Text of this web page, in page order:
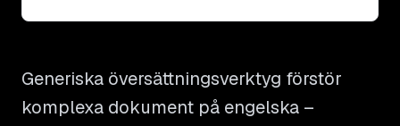
Generiska översättningsverktyg förstör
komplexa dokument på engelska –